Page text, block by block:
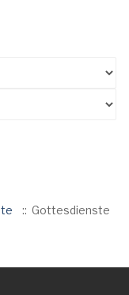
:: Gottesdienste